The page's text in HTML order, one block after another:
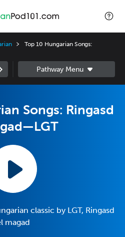
Top 10 Hungarian Songs:
Songs: Ringasd
classic by LGT, Ringasd
magad